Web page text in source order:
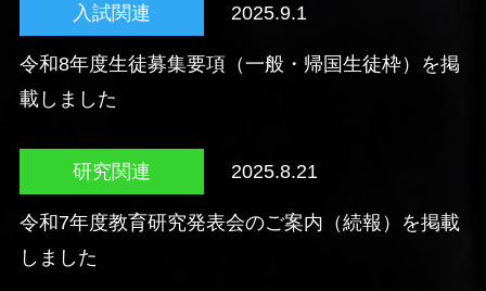
入試関連 2025.9.1
令和8年度生徒募集要項（一般・帰国生徒枠）を掲
載しました
研究関連 2025.8.21
令和7年度教育研究発表会のご案内（続報）を掲載
しました